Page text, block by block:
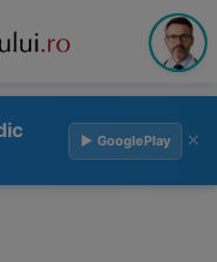
▶ GooglePlay ×